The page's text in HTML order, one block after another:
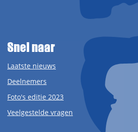
Snel naar
Laatste nieuws
Deelnemers
Foto's editie 2023
Veelgestelde vragen